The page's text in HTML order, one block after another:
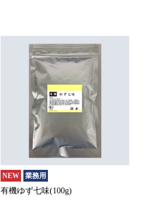
NEW 業務用
有機ゆず七味(100g)